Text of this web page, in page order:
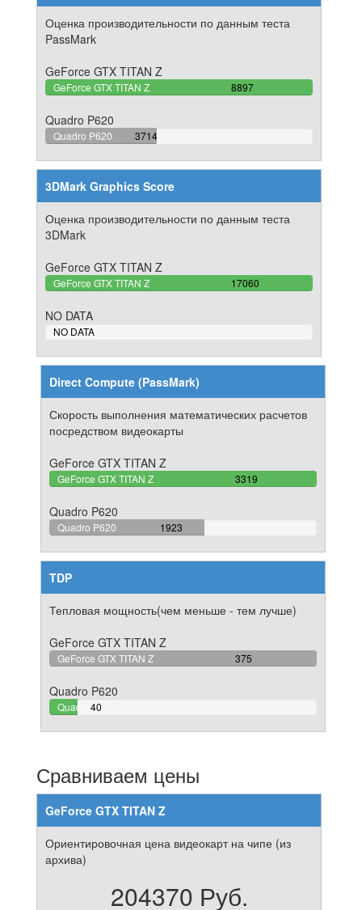
Оценка производительности по данным теста
PassMark
GeForce GTX TITAN Z
GeForce GTX TITAN Z 8897
100%
Quadro P620
Quadro P620 3714
41.744408227492%
3DMark Graphics Score
Оценка производительности по данным теста
3DMark
GeForce GTX TITAN Z
GeForce GTX TITAN Z 17060
100%
NO DATA
NO DATA
0%
Direct Compute (PassMark)
Скорость выполнения математических расчетов
посредством видеокарты
GeForce GTX TITAN Z
GeForce GTX TITAN Z 3319
100%
Quadro P620
Quadro P620 1923
57.939138294667%
TDP
Тепловая мощность(чем меньше - тем лучше)
GeForce GTX TITAN Z
GeForce GTX TITAN Z 375
100%
Quadro P620
Quadro 40
10.666666666667%
Сравниваем цены
GeForce GTX TITAN Z
Ориентировочная цена видеокарт на чипе (из
архива)
204370 Руб.